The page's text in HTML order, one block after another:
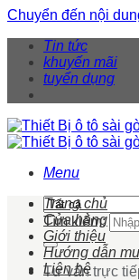
Chuyển đến nội
Tin tức
khuyến mãi
tuyển dụng
Menu
Tìm kiếm:
Tư vấn trực
Trang chủ
Cửa hàng
Giới thiệu
Hướng dẫn
Liên hệ